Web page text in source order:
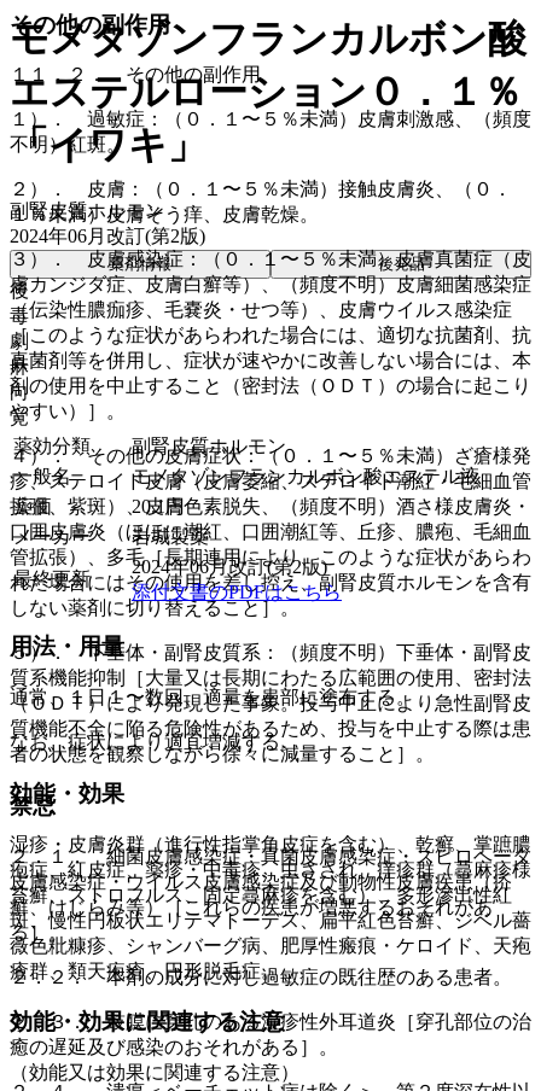
その他の副作用
１１．２． その他の副作用
１）． 過敏症：（０．１〜５％未満）皮膚刺激感、（頻度
不明）紅斑。
２）． 皮膚：（０．１〜５％未満）接触皮膚炎、（０．
１％未満）皮膚そう痒、皮膚乾燥。
３）． 皮膚感染症：（０．１〜５％未満）皮膚真菌症（皮
膚カンジダ症、皮膚白癬等）、（頻度不明）皮膚細菌感染症
（伝染性膿痂疹、毛嚢炎・せつ等）、皮膚ウイルス感染症
［このような症状があらわれた場合には、適切な抗菌剤、抗
真菌剤等を併用し、症状が速やかに改善しない場合には、本
剤の使用を中止すること（密封法（ＯＤＴ）の場合に起こり
やすい）］。
４）． その他の皮膚症状：（０．１〜５％未満）ざ瘡様発
疹、ステロイド皮膚（皮膚萎縮、ステロイド潮紅・毛細血管
拡張、紫斑）、皮膚色素脱失、（頻度不明）酒さ様皮膚炎・
口囲皮膚炎（ほほに潮紅、口囲潮紅等、丘疹、膿疱、毛細血
管拡張）、多毛［長期連用により、このような症状があらわ
れた場合にはその使用を差し控え、副腎皮質ホルモンを含有
しない薬剤に切り替えること］。
５）． 下垂体・副腎皮質系：（頻度不明）下垂体・副腎皮
質系機能抑制［大量又は長期にわたる広範囲の使用、密封法
（ＯＤＴ）により発現した事象。投与中止により急性副腎皮
質機能不全に陥る危険性があるため、投与を中止する際は患
者の状態を観察しながら徐々に減量すること］。
禁忌
２．１． 細菌皮膚感染症・真菌皮膚感染症・スピロヘータ
皮膚感染症・ウイルス皮膚感染症及び動物性皮膚疾患（疥
癬、けじらみ等）［これらの疾患が増悪するおそれがあ
る］。
２．２． 本剤の成分に対し過敏症の既往歴のある患者。
２．３． 鼓膜に穿孔のある湿疹性外耳道炎［穿孔部位の治
癒の遅延及び感染のおそれがある］。
モメタゾンフランカルボン酸
エステルローション０．１％
「イワキ」
副腎皮質ホルモン
2024年06月改訂(第2版)
薬剤情報 後発品
後
毒
劇
麻
向
覚
薬効分類
副腎皮質ホルモン
一般名
モメタゾンフランカルボン酸エステル液
薬価
20.1円
メーカー
岩城製薬
最終更新
2024年06月改訂(第2版)
添付文書のPDFはこちら
用法・用量
通常、１日１〜数回、適量を患部に塗布する。
なお、症状により適宜増減する。
効能・効果
湿疹・皮膚炎群（進行性指掌角皮症を含む）、乾癬、掌蹠膿
疱症、紅皮症、薬疹・中毒疹、虫さされ、痒疹群（蕁麻疹様
苔癬、ストロフルス、固定蕁麻疹を含む）、多形滲出性紅
斑、慢性円板状エリテマトーデス、扁平紅色苔癬、ジベル薔
薇色粃糠疹、シャンバーグ病、肥厚性瘢痕・ケロイド、天疱
瘡群、類天疱瘡、円形脱毛症。
効能・効果に関連する注意
（効能又は効果に関連する注意）